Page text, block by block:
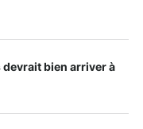
bien arriver à